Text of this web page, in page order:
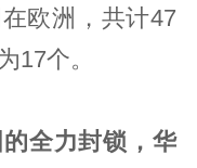
欧洲，共计47
17个。
全力封锁，华